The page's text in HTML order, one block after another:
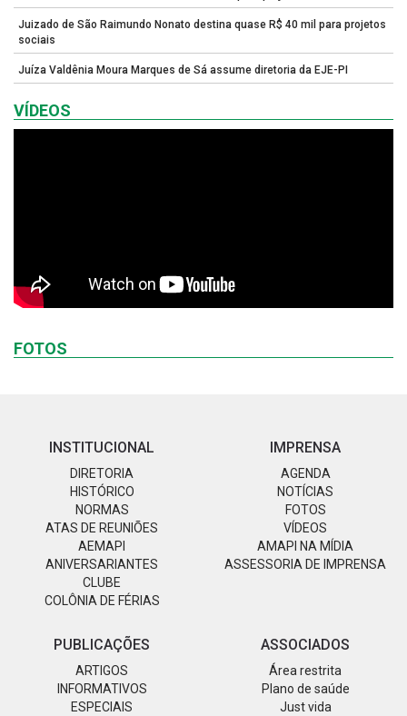
Juizado de São Raimundo Nonato destina quase R$ 40 mil para projetos
sociais
Juíza Valdênia Moura Marques de Sá assume diretoria da EJE-PI
VÍDEOS
FOTOS
INSTITUCIONAL
DIRETORIA
HISTÓRICO
NORMAS
ATAS DE REUNIÕES
AEMAPI
ANIVERSARIANTES
CLUBE
COLÔNIA DE FÉRIAS
IMPRENSA
AGENDA
NOTÍCIAS
FOTOS
VÍDEOS
AMAPI NA MÍDIA
ASSESSORIA DE IMPRENSA
PUBLICAÇÕES
ARTIGOS
INFORMATIVOS
ESPECIAIS
ASSOCIADOS
Área restrita
Plano de saúde
Just vida